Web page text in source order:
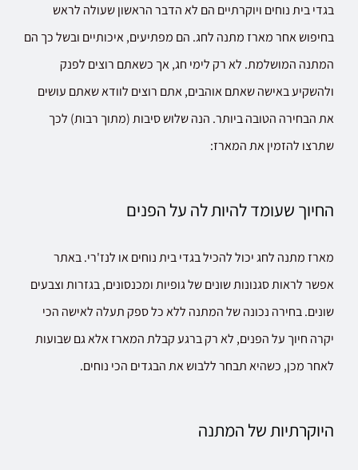
בגדי בית נוחים ויוקרתיים הם לא הדבר הראשון שעולה לראש
בחיפוש אחר מארז מתנה לחג. הם מפתיעים, איכותיים ובשל כך הם
המתנה המושלמת. לא רק לימי חג, אך כשאתם רוצים לפנק
ולהשקיע באישה שאתם אוהבים, אתם רוצים לוודא שאתם עושים
את הבחירה הטובה ביותר. הנה שלוש סיבות (מתוך רבות) לכך
שתרצו להזמין את המארז:
החיוך שעומד להיות לה על הפנים
מארז מתנה לחג יכול להכיל בגדי בית נוחים או לנז'רי. באתר
אפשר לראות סגנונות שונים של גופיות ומכנסונים, בגזרות וצבעים
שונים. בחירה נכונה של המתנה ללא כל ספק תעלה לאישה הכי
יקרה חיוך על הפנים, לא רק ברגע קבלת המארז אלא גם שבועות
לאחר מכן, כשהיא תבחר ללבוש את הבגדים הכי נוחים.
היוקרתיות של המתנה